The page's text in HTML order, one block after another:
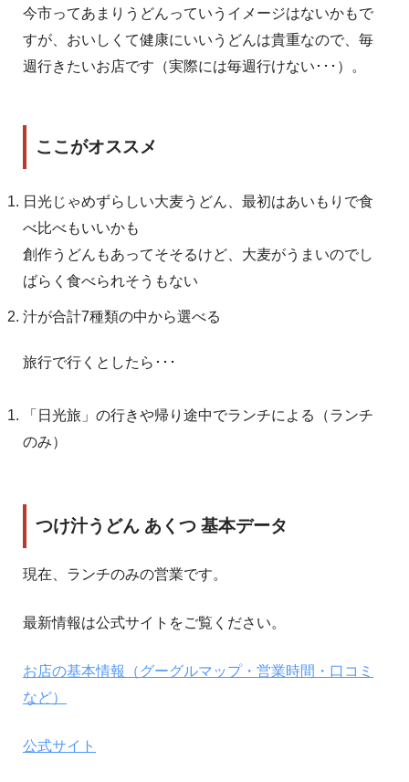
今市ってあまりうどんっていうイメージはないかもで
すが、おいしくて健康にいいうどんは貴重なので、毎
週行きたいお店です（実際には毎週行けない･･･）。
ここがオススメ
日光じゃめずらしい大麦うどん、最初はあいもりで食
べ比べもいいかも
創作うどんもあってそそるけど、大麦がうまいのでし
ばらく食べられそうもない
汁が合計7種類の中から選べる
旅行で行くとしたら･･･
「日光旅」の行きや帰り途中でランチによる（ランチ
のみ）
つけ汁うどん あくつ 基本データ
現在、ランチのみの営業です。
最新情報は公式サイトをご覧ください。
お店の基本情報（グーグルマップ・営業時間・口コミ
など）
公式サイト